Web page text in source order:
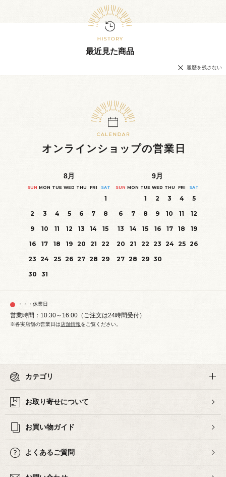
最近見た商品
履歴を残さない
オンラインショップの営業日
8月
SUN MON TUE WED THU FRI SAT
1
2
3 4 5 6 7
8
9
10 11 12 13 14
15
16
17 18 19 20 21
22
23 24 25 26 27 28 29
30
31
9月
SUN MON TUE WED THU FRI SAT
1 2 3 4
5
6
7 8 9 10 11
12
13
14 15 16 17 18
19
20
21 22 23 24 25 26
27 28 29 30
・・・休業日
営業時間：10:30～16:00（ご注文は24時間受付）
※各実店舗の営業日は店舗情報をご覧ください。
カテゴリ
お取り寄せについて
お買い物ガイド
よくあるご質問